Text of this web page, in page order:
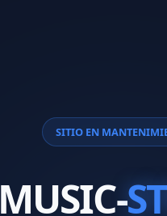
SITIO EN
MUSIC-